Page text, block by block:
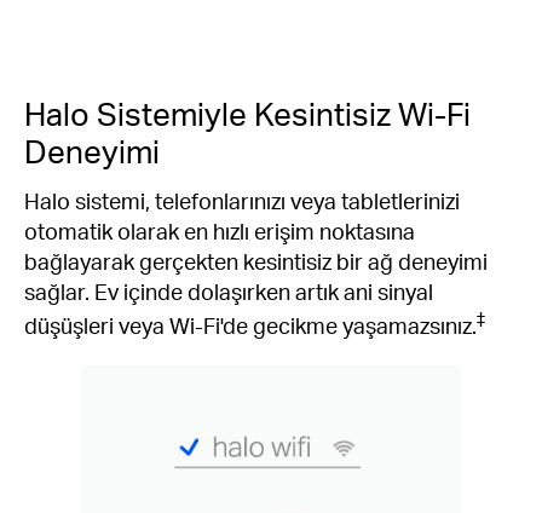
Halo Sistemiyle Kesintisiz Wi-Fi
Deneyimi
Halo sistemi, telefonlarınızı veya tabletlerinizi
otomatik olarak en hızlı erişim noktasına
bağlayarak gerçekten kesintisiz bir ağ deneyimi
sağlar. Ev içinde dolaşırken artık ani sinyal
düşüşleri veya Wi-Fi'de gecikme yaşamazsınız.‡